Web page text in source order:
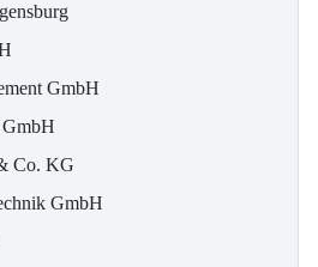
GmbH
Co. KG
GmbH